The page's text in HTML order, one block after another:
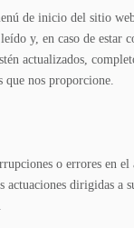
de inicio del sitio
y, en caso de
actualizados,
que nos proporcione.
o errores en
dirigidas a